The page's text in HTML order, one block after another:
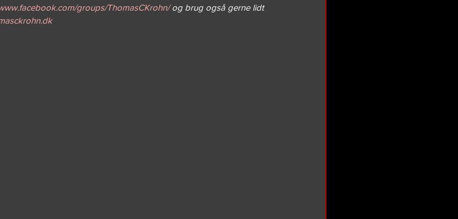
groups/ThomasCKrohn/ og brug også gerne lidt